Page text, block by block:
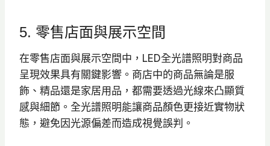
5. 零售店面與展示空間
在零售店面與展示空間中，LED全光譜照明對商品
呈現效果具有關鍵影響。商店中的商品無論是服
飾、精品還是家居用品，都需要透過光線來凸顯質
感與細節。全光譜照明能讓商品顏色更接近實物狀
態，避免因光源偏差而造成視覺誤判。